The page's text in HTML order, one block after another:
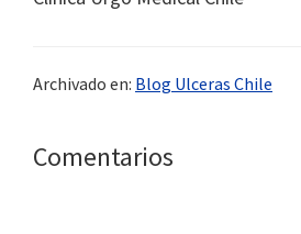
Archivado en: Blog Ulceras Chile
Interacciones
Comentarios